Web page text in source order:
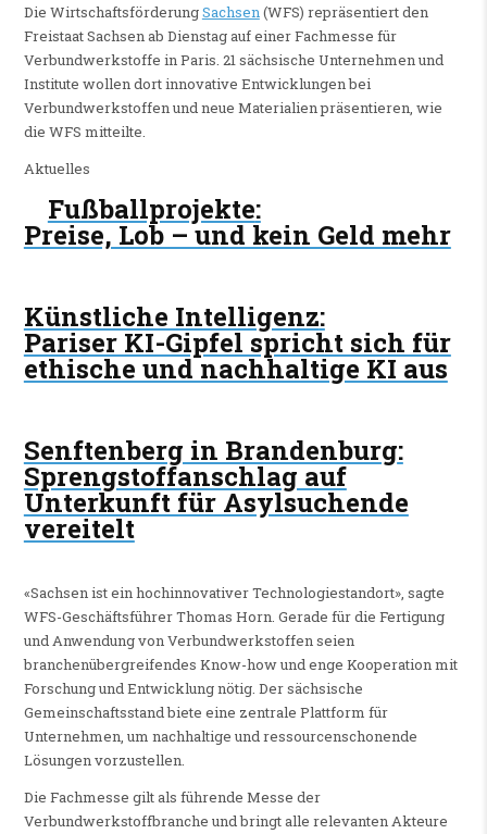
Die WirtschaftsförderungSachsen(WFS) repräsentiert den
Freistaat Sachsen ab Dienstag auf einer Fachmesse für
Verbundwerkstoffe in Paris. 21 sächsische Unternehmen und
Institute wollen dort innovative Entwicklungen bei
Verbundwerkstoffen und neue Materialien präsentieren, wie
die WFS mitteilte.
Aktuelles
Fußballprojekte:
Preise, Lob – und kein Geld mehr
Künstliche Intelligenz:
Pariser KI-Gipfel spricht sich für
ethische und nachhaltige KI aus
Senftenberg in Brandenburg:
Sprengstoffanschlag auf
Unterkunft für Asylsuchende
vereitelt
«Sachsen ist ein hochinnovativer Technologiestandort», sagte
WFS-Geschäftsführer Thomas Horn. Gerade für die Fertigung
und Anwendung von Verbundwerkstoffen seien
branchenübergreifendes Know-how und enge Kooperation mit
Forschung und Entwicklung nötig. Der sächsische
Gemeinschaftsstand biete eine zentrale Plattform für
Unternehmen, um nachhaltige und ressourcenschonende
Lösungen vorzustellen.
Die Fachmesse gilt als führende Messe der
Verbundwerkstoffbranche und bringt alle relevanten Akteure